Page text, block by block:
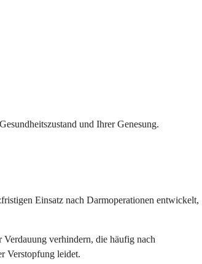
und Ihrer Genesung.
Einsatz nach Darmoperationen entwickelt,
verhindern, die häufig nach
Verstopfung leidet.